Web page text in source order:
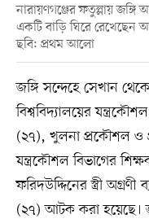
নারায়ণগঞ্জের ফতুল্লায়
একটি বাড়ি ঘিরে রেখেছেন
ছবি: প্রথম আলো
জঙ্গি সন্দেহে সেখান
বিশ্ববিদ্যালয়ের
(২৭), খুলনা প্রকৌশল ও
যন্ত্রকৌশল বিভাগের
ফরিদউদ্দিনের স্ত্রী
(২৭) আটক করা হয়েছে।